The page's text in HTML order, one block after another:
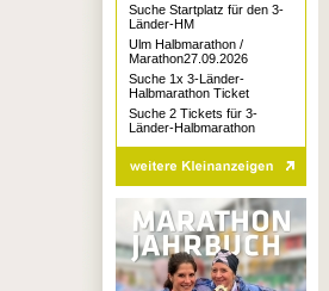
Suche Startplatz für den 3-
Länder-HM
Ulm Halbmarathon /
Marathon27.09.2026
Suche 1x 3-Länder-
Halbmarathon Ticket
Suche 2 Tickets für 3-
Länder-Halbmarathon